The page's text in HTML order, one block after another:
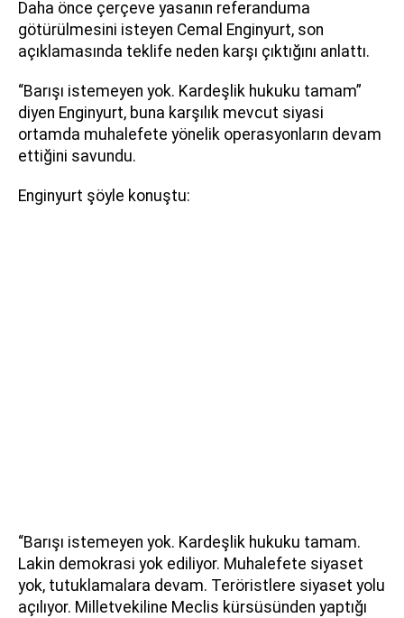
Daha önce çerçeve yasanın referanduma
götürülmesini isteyen Cemal Enginyurt, son
açıklamasında teklife neden karşı çıktığını anlattı.
“Barışı istemeyen yok. Kardeşlik hukuku tamam”
diyen Enginyurt, buna karşılık mevcut siyasi
ortamda muhalefete yönelik operasyonların devam
ettiğini savundu.
Enginyurt şöyle konuştu:
“Barışı istemeyen yok. Kardeşlik hukuku tamam.
Lakin demokrasi yok ediliyor. Muhalefete siyaset
yok, tutuklamalara devam. Teröristlere siyaset yolu
açılıyor. Milletvekiline Meclis kürsüsünden yaptığı